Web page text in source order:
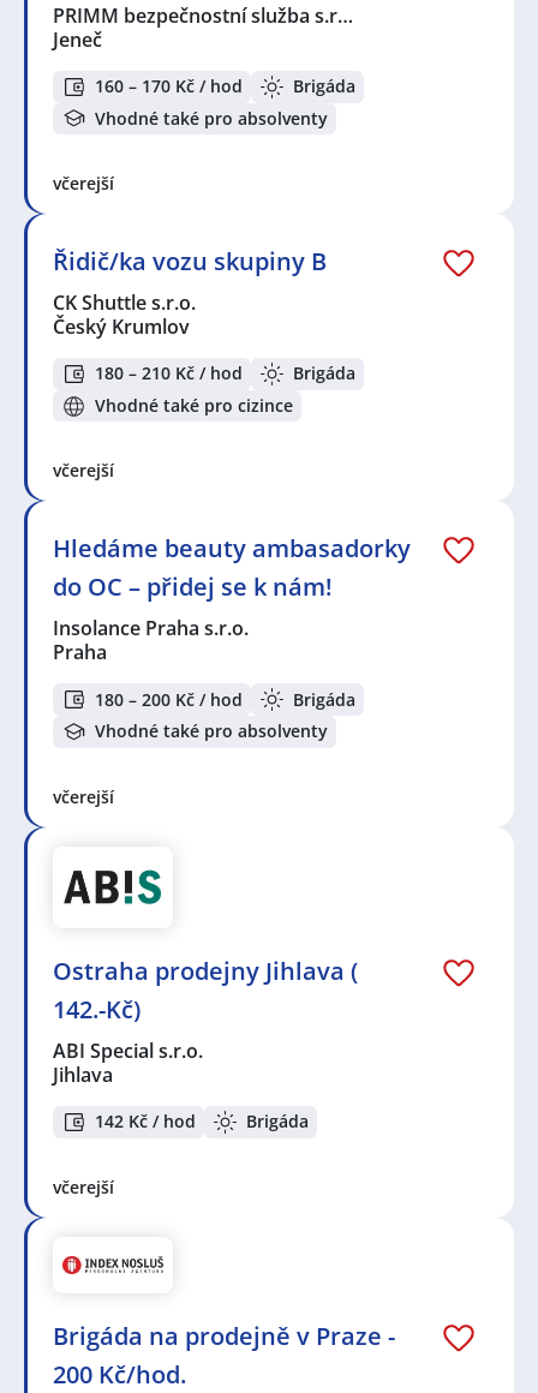
PRIMM bezpečnostní služba s.r…
Jeneč
160 – 170 Kč / hod
Brigáda
Vhodné také pro absolventy
včerejší
Řidič/ka vozu skupiny B
CK Shuttle s.r.o.
Český Krumlov
180 – 210 Kč / hod
Brigáda
Vhodné také pro cizince
včerejší
Hledáme beauty ambasadorky
do OC – přidej se k nám!
Insolance Praha s.r.o.
Praha
180 – 200 Kč / hod
Brigáda
Vhodné také pro absolventy
včerejší
Ostraha prodejny Jihlava (
142.-Kč)
ABI Special s.r.o.
Jihlava
142 Kč / hod Brigáda
včerejší
Brigáda na prodejně v Praze -
200 Kč/hod.